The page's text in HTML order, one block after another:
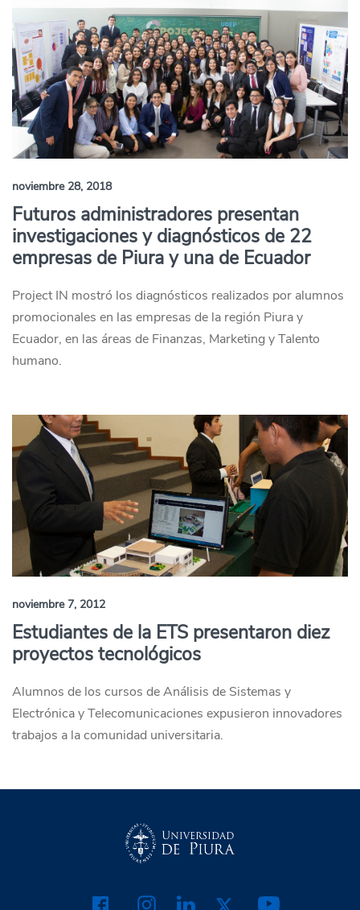
noviembre 28, 2018
Futuros administradores presentan
investigaciones y diagnósticos de 22
empresas de Piura y una de Ecuador
Project IN mostró los diagnósticos realizados por alumnos
promocionales en las empresas de la región Piura y
Ecuador, en las áreas de Finanzas, Marketing y Talento
humano.
noviembre 7, 2012
Estudiantes de la ETS presentaron diez
proyectos tecnológicos
Alumnos de los cursos de Análisis de Sistemas y
Electrónica y Telecomunicaciones expusieron innovadores
trabajos a la comunidad universitaria.